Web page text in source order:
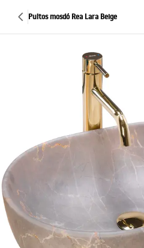
Pultos mosdó Rea Lara Beige